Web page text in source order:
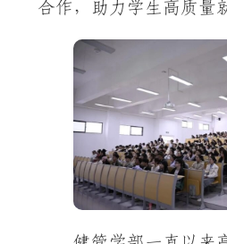
合作，助力学生高质量